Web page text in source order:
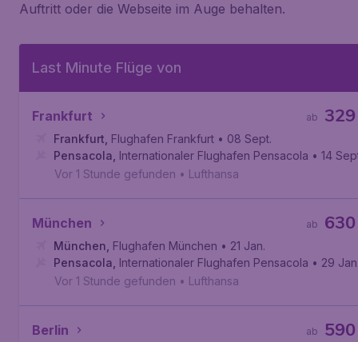
Auftritt oder die Webseite im Auge behalten.
Last Minute Flüge von
Frankfurt 329
ab
Frankfurt Flughafen Frankfurt • 08 Sept.
Pensacola Internationaler Flughafen Pensacola • 14
Vor 1 Stunde gefunden • Lufthansa
München 630
ab
München Flughafen München • 21 Jan.
Pensacola Internationaler Flughafen Pensacola • 29
Vor 1 Stunde gefunden • Lufthansa
Berlin 590
ab